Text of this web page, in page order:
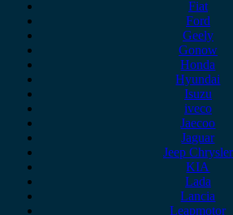
Fiat
Ford
Geely
Gonow
Honda
Hyundai
Isuzu
iveco
Jaecoo
Jaguar
Jeep Chrysler
KIA
Lada
Lancia
Leapmotor